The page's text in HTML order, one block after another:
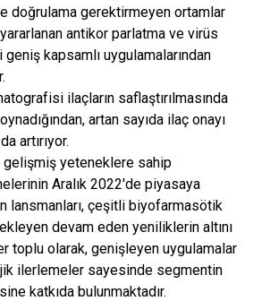
doğrulama gerektirmeyen ortamlar
antikor parlatma ve virüs
geniş kapsamlı uygulamalarından
ilaçların saflaştırılmasında
artan sayıda ilaç onayı
artırıyor.
gelişmiş yeteneklere sahip
Aralık 2022'de piyasaya
lansmanları, çeşitli biyofarmasötik
devam eden yeniliklerin altını
toplu olarak, genişleyen uygulamalar
ilerlemeler sayesinde segmentin
katkıda bulunmaktadır.